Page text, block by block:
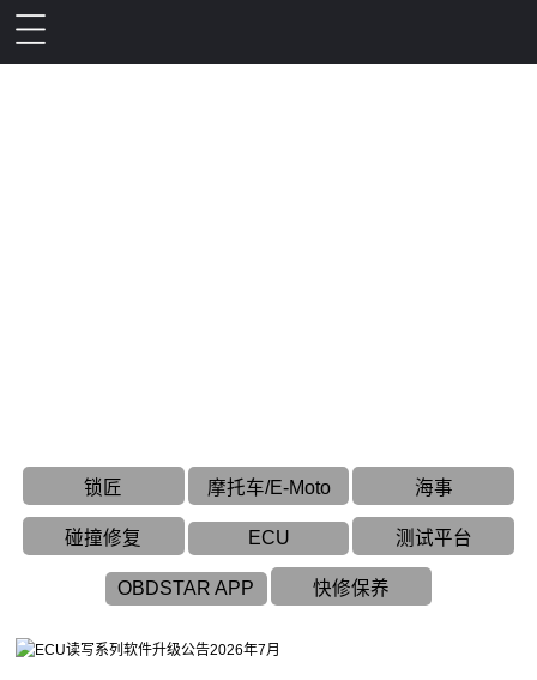
锁匠 摩托车/E-Moto 海事
碰撞修复 ECU 测试平台
OBDSTAR APP 快修保养